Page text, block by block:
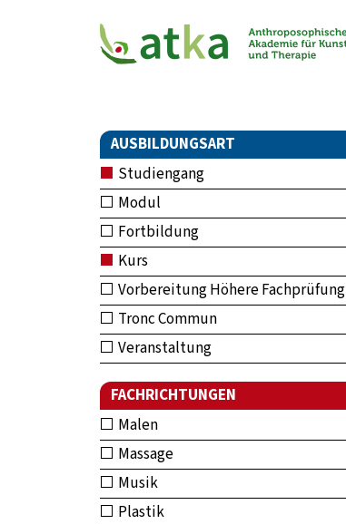
AUSBILDUNGSART
Studiengang
Modul
Fortbildung
Kurs
Vorbereitung Höhere Fachprüfung
Tronc Commun
Veranstaltung
FACHRICHTUNGEN
Malen
Massage
Musik
Plastik